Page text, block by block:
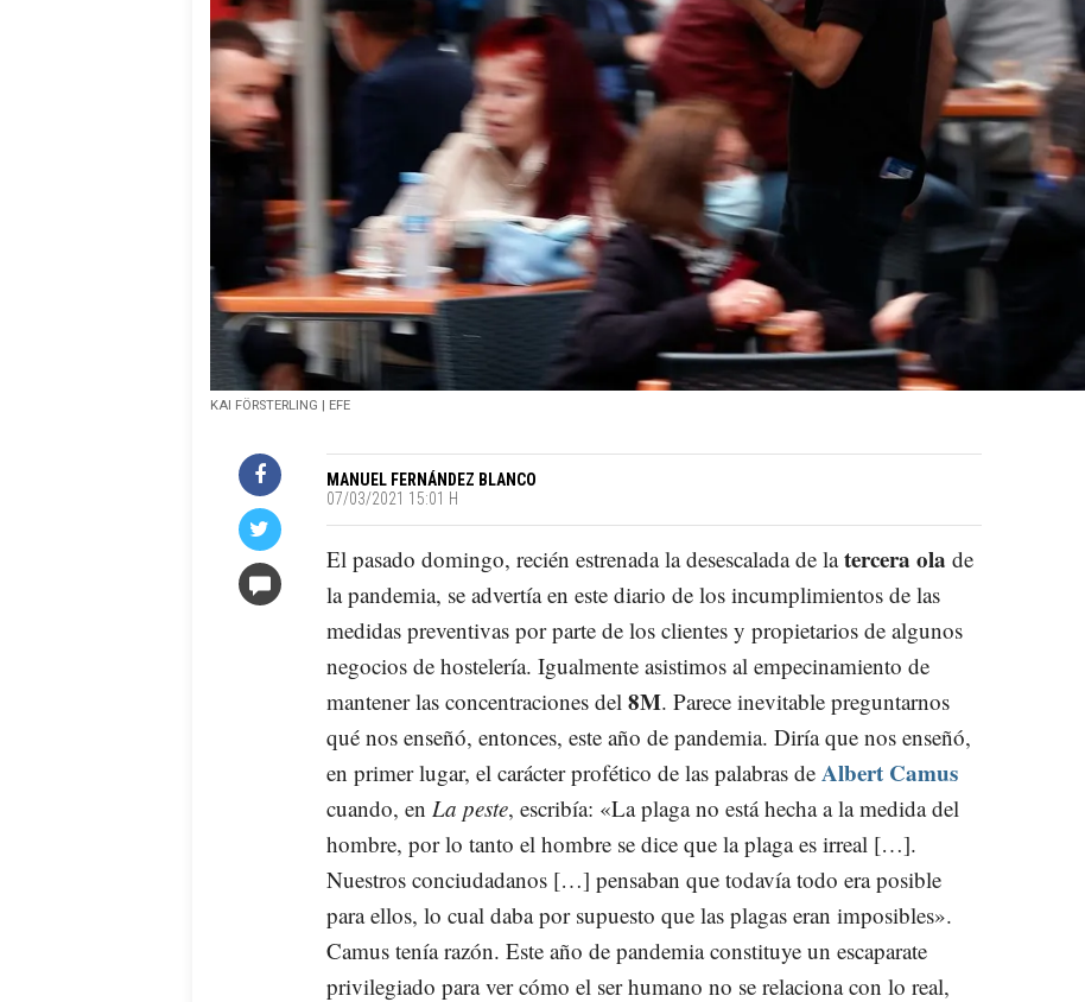
KAI FÖRSTERLING | EFE
MANUEL FERNÁNDEZ BLANCO
07/03/2021 15:01 H
El pasado domingo, recién estrenada la desescalada de latercera ola de
la pandemia, se advertía en este diario de los incumplimientos de las
medidas preventivas por parte de los clientes y propietarios de algunos
negocios de hostelería. Igualmente asistimos al empecinamiento de
mantener las concentraciones del8M. Parece inevitable preguntarnos
qué nos enseñó, entonces, este año de pandemia. Diría que nos enseñó,
en primer lugar, el carácter profético de las palabras de Albert Camus
cuando, en La peste, escribía: «La plaga no está hecha a la medida del
hombre, por lo tanto el hombre se dice que la plaga es irreal […].
Nuestros conciudadanos […] pensaban que todavía todo era posible
para ellos, lo cual daba por supuesto que las plagas eran imposibles».
Camus tenía razón. Este año de pandemia constituye un escaparate
privilegiado para ver cómo el ser humano no se relaciona con lo real,